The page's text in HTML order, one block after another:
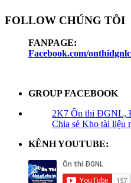
FOLLOW CHÚNG TÔI
FANPAGE:
Facebook.com/
GROUP FACEBOOK
2K7 Ôn thi ĐGNL,
Chia sẻ Kho tài liệu
KÊNH YOUTUBE: